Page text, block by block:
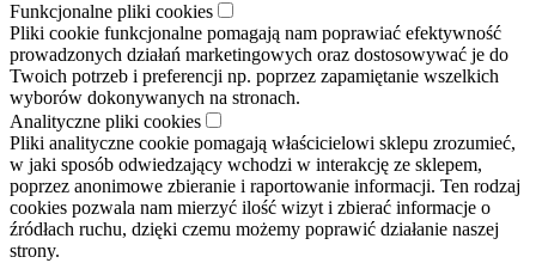
Funkcjonalne pliki cookies
Pliki cookie funkcjonalne pomagają nam poprawiać efektywność
prowadzonych działań marketingowych oraz dostosowywać je do
Twoich potrzeb i preferencji np. poprzez zapamiętanie wszelkich
wyborów dokonywanych na stronach.
Analityczne pliki cookies
Pliki analityczne cookie pomagają właścicielowi sklepu zrozumieć,
w jaki sposób odwiedzający wchodzi w interakcję ze sklepem,
poprzez anonimowe zbieranie i raportowanie informacji. Ten rodzaj
cookies pozwala nam mierzyć ilość wizyt i zbierać informacje o
źródłach ruchu, dzięki czemu możemy poprawić działanie naszej
strony.